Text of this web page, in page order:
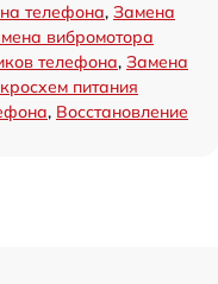
телефона, Замена
вибромотора
телефона, Замена
питания
, Восстановление